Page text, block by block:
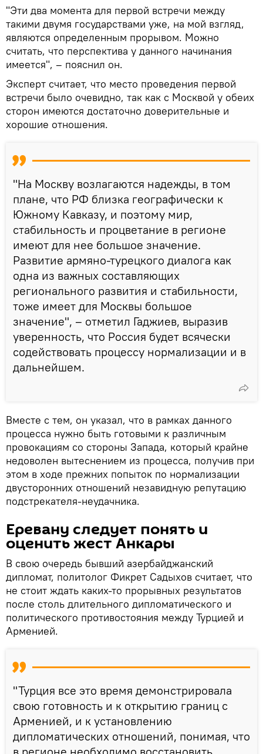
"Эти два момента для первой встречи между
такими двумя государствами уже, на мой взгляд,
являются определенным прорывом. Можно
считать, что перспектива у данного начинания
имеется", – пояснил он.
Эксперт считает, что место проведения первой
встречи было очевидно, так как с Москвой у обеих
сторон имеются достаточно доверительные и
хорошие отношения.
"На Москву возлагаются надежды, в том
плане, что РФ близка географически к
Южному Кавказу, и поэтому мир,
стабильность и процветание в регионе
имеют для нее большое значение.
Развитие армяно-турецкого диалога как
одна из важных составляющих
регионального развития и стабильности,
тоже имеет для Москвы большое
значение", – отметил Гаджиев, выразив
уверенность, что Россия будет всячески
содействовать процессу нормализации и в
дальнейшем.
Вместе с тем, он указал, что в рамках данного
процесса нужно быть готовыми к различным
провокациям со стороны Запада, который крайне
недоволен вытеснением из процесса, получив при
этом в ходе прежних попыток по нормализации
двусторонних отношений незавидную репутацию
подстрекателя-неудачника.
Еревану следует понять и
оценить жест Анкары
В свою очередь бывший азербайджанский
дипломат, политолог Фикрет Садыхов считает, что
не стоит ждать каких-то прорывных результатов
после столь длительного дипломатического и
политического противостояния между Турцией и
Арменией.
"Турция все это время демонстрировала
свою готовность и к открытию границ с
Арменией, и к установлению
дипломатических отношений, понимая, что